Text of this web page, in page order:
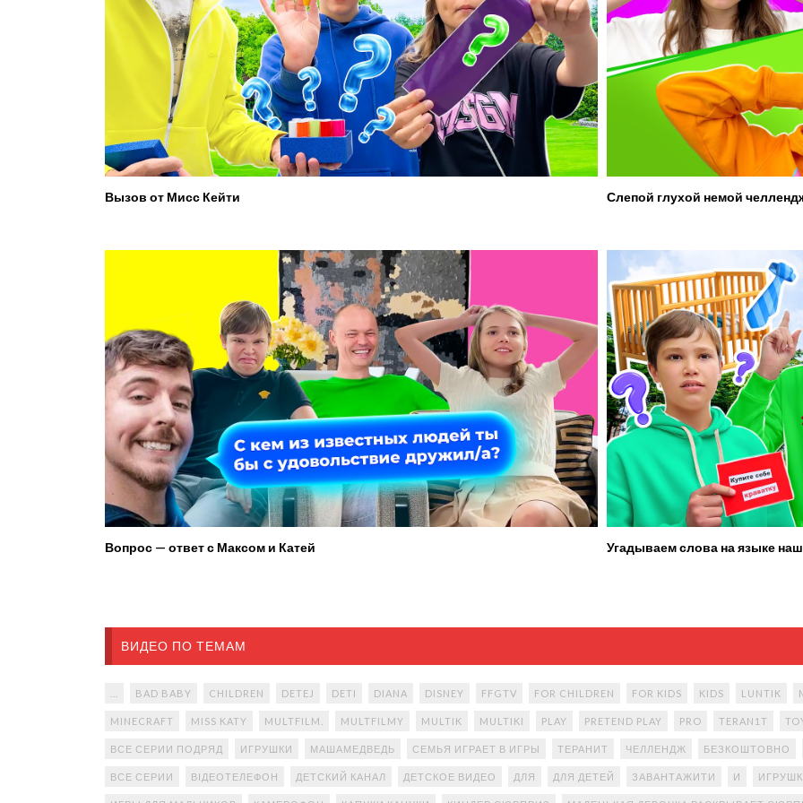
Вызов от Мисс Кейти Слепой глухой немой
Вопрос — ответ с Максом и Катей Угадываем слова на языке
ВИДЕО ПО ТЕМАМ
BAD BABY CHILDREN DETEJ DETI DIANA DISNEY FFGTV FOR CHILDREN FOR KIDS KIDS LUNTIK
MINECRAFT MISS KATY MULTFILM. MULTFILMY MULTIK MULTIKI PLAY PRETEND PLAY PRO TERAN1T
ВСЕ СЕРИИ ПОДРЯД ИГРУШКИ МАШАМЕДВЕДЬ СЕМЬЯ ИГРАЕТ В ИГРЫ ТЕРАНИТ ЧЕЛЛЕНДЖ БЕЗКОШТОВНО
ВСЕ СЕРИИ ВІДЕОТЕЛЕФОН ДЕТСКИЙ КАНАЛ ДЕТСКОЕ ВИДЕО ДЛЯ ДЛЯ ДЕТЕЙ ЗАВАНТАЖИТИ И